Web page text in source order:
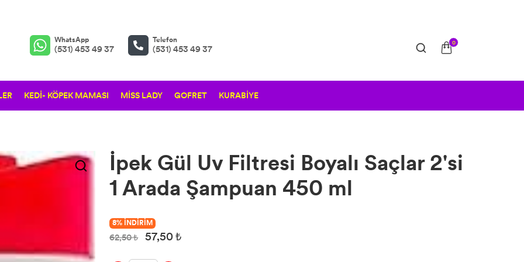
WhatsApp
(531) 453 49 37
Telefon
(531) 453 49 37
0
KEDİ- KÖPEK MAMASI MİSS LADY GOFRET KURABİYE
İpek Gül Uv Filtresi Boyalı Saçlar 2'si
1 Arada Şampuan 450 ml
8% İNDİRİM
62,50 ₺ 57,50 ₺